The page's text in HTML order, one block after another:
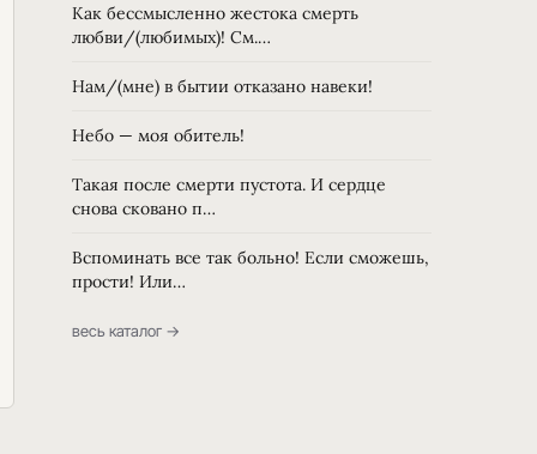
Как бессмысленно жестока смерть
любви/(любимых)! См.…
Нам/(мне) в бытии отказано навеки!
Небо — моя обитель!
Такая после смерти пустота. И сердце
снова сковано п…
Вспоминать все так больно! Если сможешь,
прости! Или…
весь каталог →